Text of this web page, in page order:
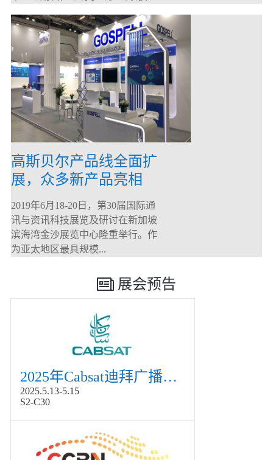
高斯贝尔产品线全面扩
展，众多新产品亮相
CommunicAsia 2019
2019年6月18-20日，第30届国际通
讯与资讯科技展览及研讨在新加坡
滨海湾金沙展览中心隆重举行。作
为亚太地区最具规模...
展会预告
2025年Cabsat迪拜广播电视展
2025.5.13-5.15
S2-C30